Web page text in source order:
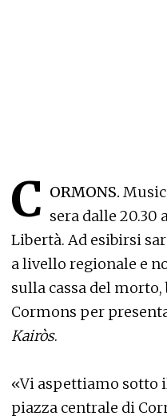
C ORMONS.
sera dalle 20.30
Libertà. Ad esibirsi
a livello regionale e
sulla cassa del
Cormons per
Kairòs.
«Vi aspettiamo sotto
piazza centrale di